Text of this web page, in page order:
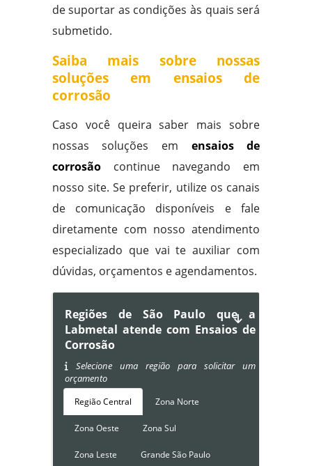
de suportar as condições às quais será
submetido.
Saiba mais sobre nossas
soluções em ensaios de
corrosão
Caso você queira saber mais sobre
nossas soluções em ensaios de
corrosão continue navegando em
nosso site. Se preferir, utilize os canais
de comunicação disponíveis e fale
diretamente com nosso atendimento
especializado que vai te auxiliar com
dúvidas, orçamentos e agendamentos.
Regiões de São Paulo que a
Labmetal atende com Ensaios de
Corrosão
Selecione uma região para solicitar um
orçamento
Região Central Zona Norte
Zona Oeste Zona Sul
Zona Leste Grande São Paulo